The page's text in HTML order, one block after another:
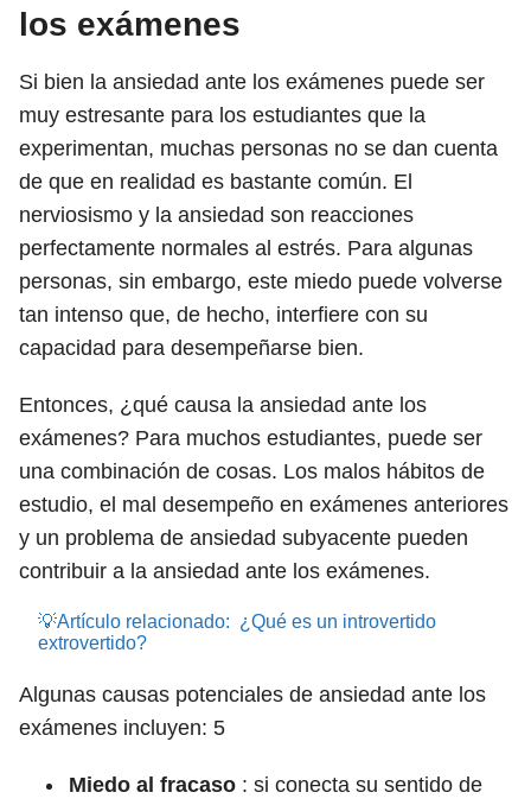
los exámenes
Si bien la ansiedad ante los exámenes puede ser
muy estresante para los estudiantes que la
experimentan, muchas personas no se dan cuenta
de que en realidad es bastante común. El
nerviosismo y la ansiedad son reacciones
perfectamente normales al estrés. Para algunas
personas, sin embargo, este miedo puede volverse
tan intenso que, de hecho, interfiere con su
capacidad para desempeñarse bien.
Entonces, ¿qué causa la ansiedad ante los
exámenes? Para muchos estudiantes, puede ser
una combinación de cosas. Los malos hábitos de
estudio, el mal desempeño en exámenes anteriores
y un problema de ansiedad subyacente pueden
contribuir a la ansiedad ante los exámenes.
💡Artículo relacionado: ¿Qué es un introvertido
extrovertido?
Algunas causas potenciales de ansiedad ante los
exámenes incluyen: 5
Miedo al fracaso : si conecta su sentido de